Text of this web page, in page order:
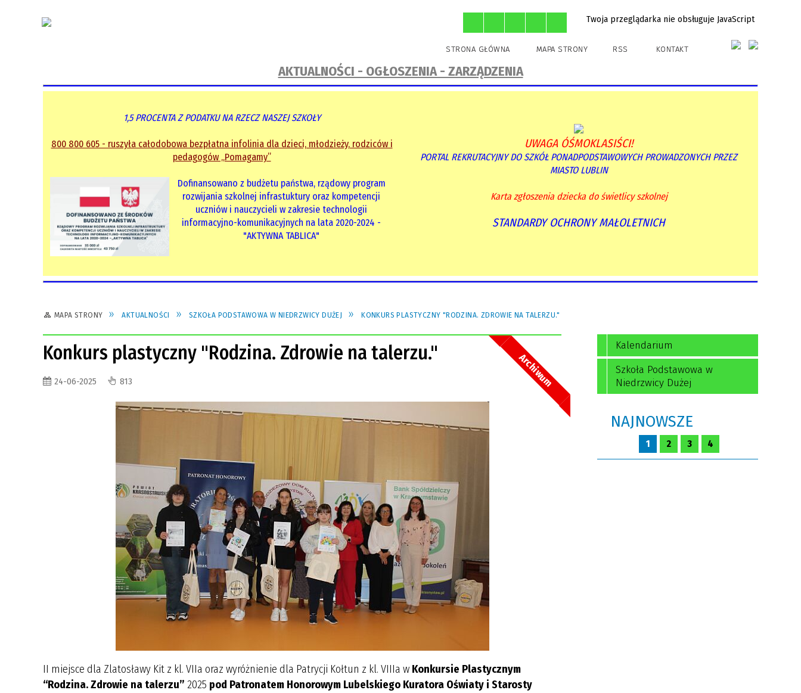
Twoja przeglądarka nie obsługuje JavaScript
STRONA GŁÓWNA MAPA STRONY RSS KONTAKT
Projekty Rekrutacja Dane Kontaktowe
AKTUALNOŚCI - OGŁOSZENIA - ZARZĄDZENIA
1,5 PROCENTA Z PODATKU NA RZECZ NASZEJ SZKOŁY
800 800 605 - ruszyła całodobowa bezpłatna infolinia dla dzieci, młodzieży, rodziców i
pedagogów „Pomagamy”
Dofinansowano z budżetu państwa, rządowy program
rozwijania szkolnej infrastuktury oraz kompetencji
uczniów i nauczycieli w zakresie technologii
informacyjno-komunikacyjnych na lata 2020-2024 -
"AKTYWNA TABLICA"
UWAGA ÓŚMOKLASIŚCI!
PORTAL REKRUTACYJNY DO SZKÓŁ PONADPODSTAWOWYCH PROWADZONYCH PRZEZ
MIASTO LUBLIN
Karta zgłoszenia dziecka do świetlicy szkolnej
STANDARDY OCHRONY MAŁOLETNICH
MAPA STRONY AKTUALNOŚCI SZKOŁA PODSTAWOWA W NIEDRZWICY DUŻEJ KONKURS PLASTYCZNY "RODZINA. ZDROWIE NA TALERZU."
Konkurs plastyczny "Rodzina. Zdrowie na talerzu." Archiwum
24-06-2025 813
II miejsce dla Zlatosławy Kit z kl. VIIa oraz wyróżnienie dla Patrycji Kołtun z kl. VIIIa w Konkursie Plastycznym
“Rodzina. Zdrowie na talerzu” 2025 pod Patronatem Honorowym Lubelskiego Kuratora Oświaty i Starosty
Kalendarium
Szkoła Podstawowa w
Niedrzwicy Dużej
NAJNOWSZE
1 2 3 4